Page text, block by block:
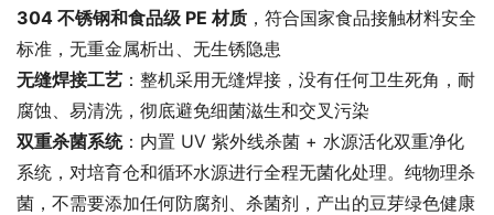
304 不锈钢和食品级 PE 材质 ，符合国家食品接触材料安全
标准，无重金属析出、无生锈隐患
无缝焊接工艺 ：整机采用无缝焊接，没有任何卫生死角，耐
腐蚀、易清洗，彻底避免细菌滋生和交叉污染
双重杀菌系统：内置 UV 紫外线杀菌 + 水源活化双重净化
系统，对培育仓和循环水源进行全程无菌化处理。纯物理杀
菌，不需要添加任何防腐剂、杀菌剂，产出的豆芽绿色健康